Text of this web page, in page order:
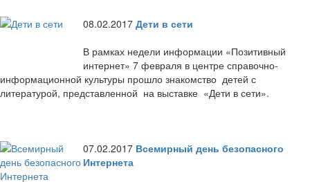
08.02.2017 Дети в сети
В рамках недели информации «Позитивный
интернет» 7 февраля в центре справочно-
информационной культуры прошло знакомство детей с
литературой, представленной на выставке «Дети в сети».
07.02.2017 Всемирный день безопасного
Интернета